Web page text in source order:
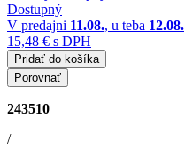
Dostupný
V predajni 11.08., u teba 12.08.
15,48 € s DPH
Pridať do košíka
Porovnať
243510
/